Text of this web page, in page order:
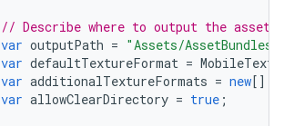
// Describe where to output the asset
var outputPath = "Assets/AssetBundles"
var defaultTextureFormat =
var additionalTextureFormats = new[]
var allowClearDirectory = true ;